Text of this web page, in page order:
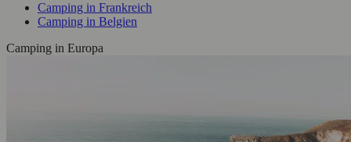
Camping in Frankreich
Camping in Belgien
Camping in Europa